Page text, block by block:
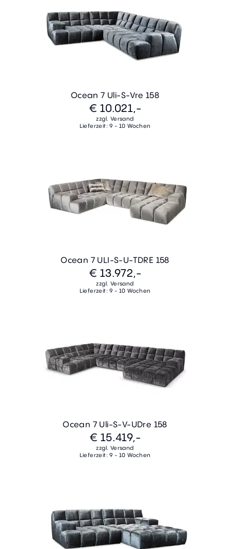
Ocean 7 Uli-S-Vre 158
€ 10.021,-
zzgl. Versand
Lieferzeit: 9 - 10 Wochen
Ocean 7 ULI-S-U-TDRE 158
€ 13.972,-
zzgl. Versand
Lieferzeit: 9 - 10 Wochen
Ocean 7 Uli-S-V-UDre 158
€ 15.419,-
zzgl. Versand
Lieferzeit: 9 - 10 Wochen